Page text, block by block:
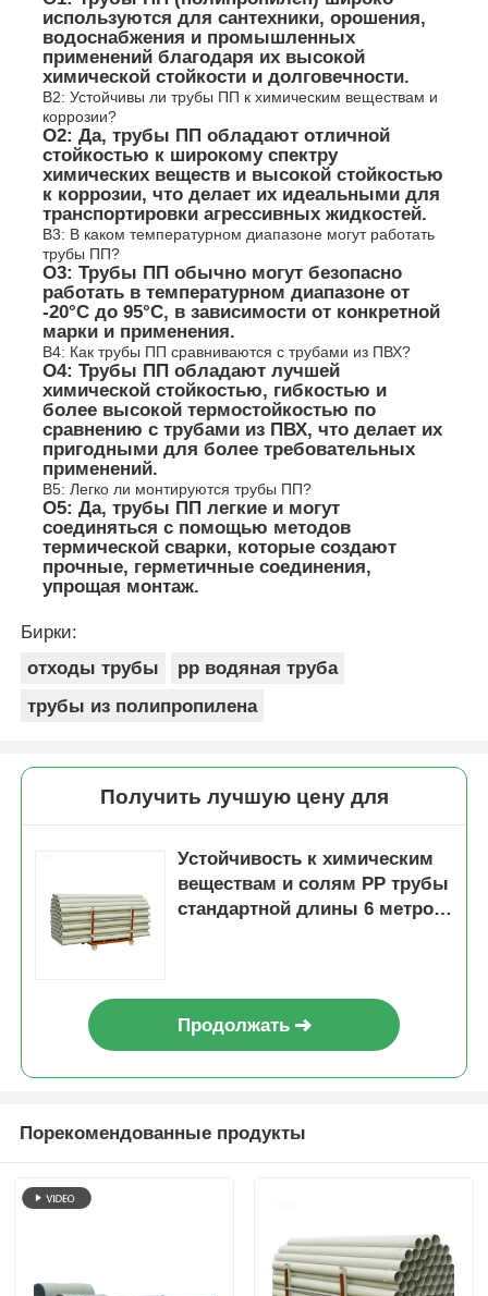
используются для сантехники, орошения,
водоснабжения и промышленных
применений благодаря их высокой
химической стойкости и долговечности.
В2: Устойчивы ли трубы ПП к химическим веществам и
коррозии?
О2: Да, трубы ПП обладают отличной
стойкостью к широкому спектру
химических веществ и высокой стойкостью
к коррозии, что делает их идеальными для
транспортировки агрессивных жидкостей.
В3: В каком температурном диапазоне могут работать
трубы ПП?
О3: Трубы ПП обычно могут безопасно
работать в температурном диапазоне от
-20°C до 95°C, в зависимости от конкретной
марки и применения.
В4: Как трубы ПП сравниваются с трубами из ПВХ?
О4: Трубы ПП обладают лучшей
химической стойкостью, гибкостью и
более высокой термостойкостью по
сравнению с трубами из ПВХ, что делает их
пригодными для более требовательных
применений.
В5: Легко ли монтируются трубы ПП?
О5: Да, трубы ПП легкие и могут
соединяться с помощью методов
термической сварки, которые создают
прочные, герметичные соединения,
упрощая монтаж.
Бирки:
отходы трубы
pp водяная труба
трубы из полипропилена
Получить лучшую цену для
Устойчивость к химическим
веществам и солям PP трубы
стандартной длины 6 метров
Продолжать
Порекомендованные продукты